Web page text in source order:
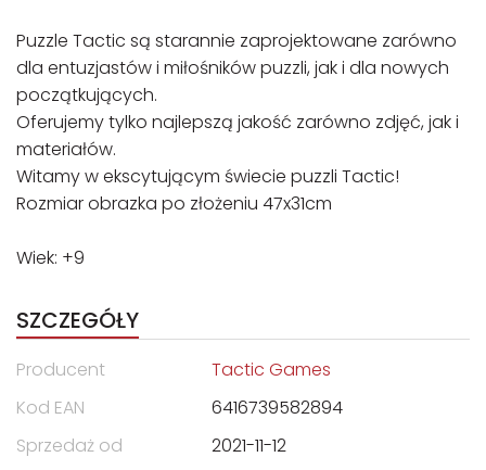
Puzzle Tactic są starannie zaprojektowane zarówno
dla entuzjastów i miłośników puzzli, jak i dla nowych
początkujących.
Oferujemy tylko najlepszą jakość zarówno zdjęć, jak i
materiałów.
Witamy w ekscytującym świecie puzzli Tactic!
Rozmiar obrazka po złożeniu 47x31cm
Wiek: +9
SZCZEGÓŁY
Producent
Tactic Games
Kod EAN
6416739582894
Sprzedaż od
2021-11-12